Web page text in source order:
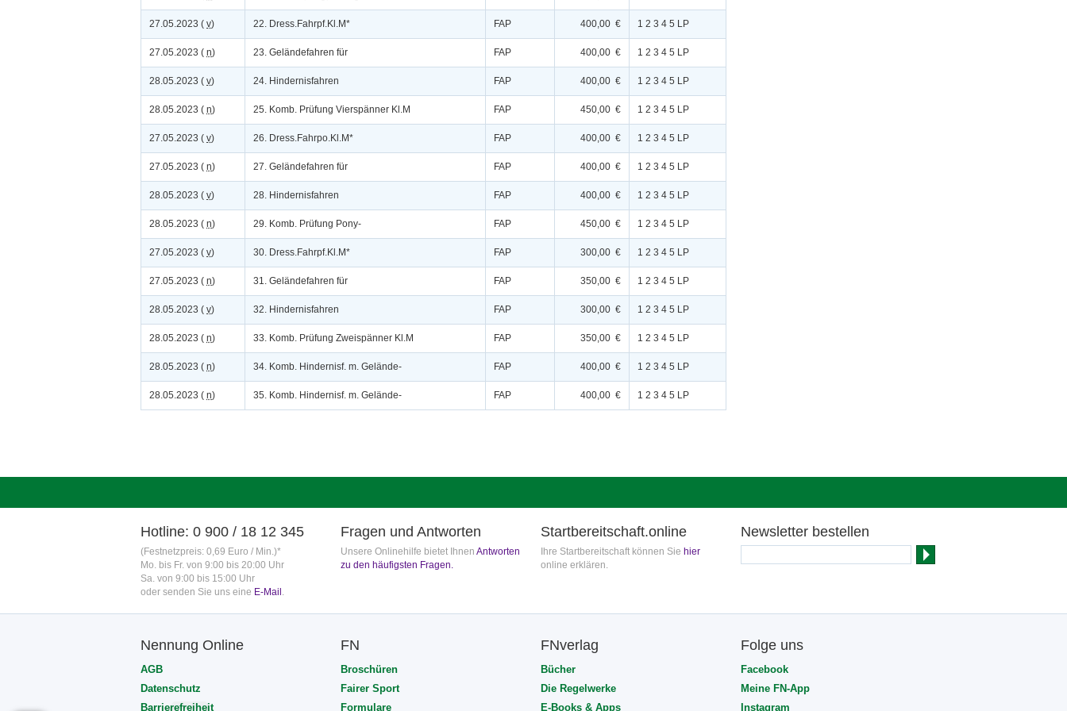
27.05.2023 ( v) 22. Dress.Fahrpf.Kl.M* FAP 400,00 € 1 2 3 4 5 LP
27.05.2023 ( n) 23. Geländefahren für FAP 400,00 € 1 2 3 4 5 LP
28.05.2023 ( v) 24. Hindernisfahren FAP 400,00 € 1 2 3 4 5 LP
28.05.2023 ( n) 25. Komb. Prüfung Vierspänner Kl.M FAP 450,00 € 1 2 3 4 5 LP
27.05.2023 ( v) 26. Dress.Fahrpo.Kl.M* FAP 400,00 € 1 2 3 4 5 LP
27.05.2023 ( n) 27. Geländefahren für FAP 400,00 € 1 2 3 4 5 LP
28.05.2023 ( v) 28. Hindernisfahren FAP 400,00 € 1 2 3 4 5 LP
28.05.2023 ( n) 29. Komb. Prüfung Pony- FAP 450,00 € 1 2 3 4 5 LP
27.05.2023 ( v) 30. Dress.Fahrpf.Kl.M* FAP 300,00 € 1 2 3 4 5 LP
27.05.2023 ( n) 31. Geländefahren für FAP 350,00 € 1 2 3 4 5 LP
28.05.2023 ( v) 32. Hindernisfahren FAP 300,00 € 1 2 3 4 5 LP
28.05.2023 ( n) 33. Komb. Prüfung Zweispänner Kl.M FAP 350,00 € 1 2 3 4 5 LP
28.05.2023 ( n) 34. Komb. Hindernisf. m. Gelände- FAP 400,00 € 1 2 3 4 5 LP
28.05.2023 ( n) 35. Komb. Hindernisf. m. Gelände- FAP 400,00 € 1 2 3 4 5 LP
Hotline: 0 900 / 18 12 345
(Festnetzpreis: 0,69 Euro / Min.)*
Mo. bis Fr. von 9:00 bis 20:00 Uhr
Sa. von 9:00 bis 15:00 Uhr
oder senden Sie uns eine E-Mail .
Fragen und Antworten
Unsere Onlinehilfe bietet Ihnen Antworten
zu den häufigsten Fragen.
Startbereitschaft.online
Ihre Startbereitschaft können Sie hier
online erklären.
Newsletter bestellen
Nennung Online
AGB
Datenschutz
Barrierefreiheit
FN
Broschüren
Fairer Sport
Formulare
FNverlag
Bücher
Die Regelwerke
E-Books & Apps
Folge uns
Facebook
Meine FN-App
Instagram